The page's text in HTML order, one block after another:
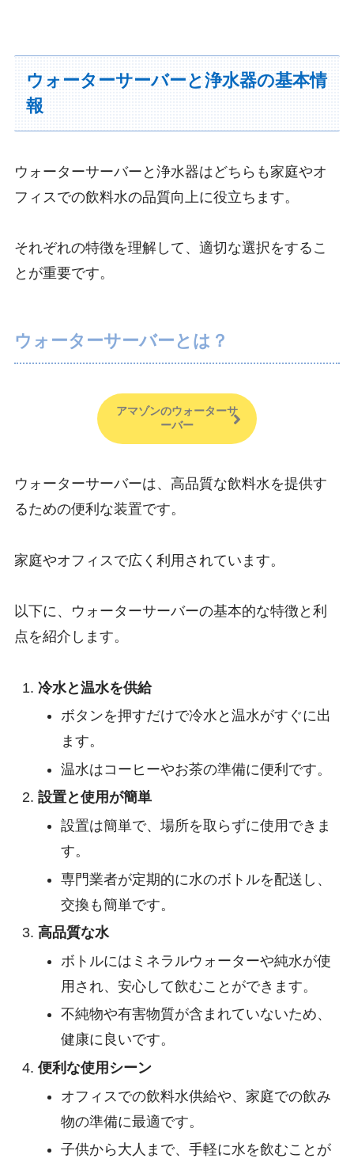
ウォーターサーバーと浄水器の基本情
報
ウォーターサーバーと浄水器はどちらも家庭やオ
フィスでの飲料水の品質向上に役立ちます。
それぞれの特徴を理解して、適切な選択をするこ
とが重要です。
ウォーターサーバーとは？
アマゾンのウォーターサ
ーバー
ウォーターサーバーは、高品質な飲料水を提供す
るための便利な装置です。
家庭やオフィスで広く利用されています。
以下に、ウォーターサーバーの基本的な特徴と利
点を紹介します。
冷水と温水を供給
ボタンを押すだけで冷水と温水がすぐに出
ます。
温水はコーヒーやお茶の準備に便利です。
設置と使用が簡単
設置は簡単で、場所を取らずに使用できま
す。
専門業者が定期的に水のボトルを配送し、
交換も簡単です。
高品質な水
ボトルにはミネラルウォーターや純水が使
用され、安心して飲むことができます。
不純物や有害物質が含まれていないため、
健康に良いです。
便利な使用シーン
オフィスでの飲料水供給や、家庭での飲み
物の準備に最適です。
子供から大人まで、手軽に水を飲むことが